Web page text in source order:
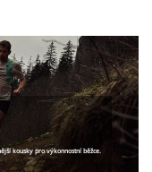
kousky pro výkonnostní běžce.